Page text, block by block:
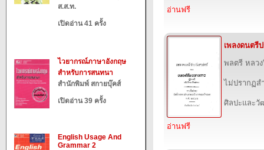
ส.ส.ท.
เปิดอ่าน 41 ครั้ง
ไวยากรณ์ภาษาอังกฤษ
สำหรับการสนทนา
สำนักพิมพ์ สกายบุ๊คส์
เปิดอ่าน 39 ครั้ง
English Usage And
Grammar 2
อ่านฟรี
เพลงดนตรี
พลตรี หลว
ไม่ปรากฏ
ศิลปะและวั
อ่านฟรี